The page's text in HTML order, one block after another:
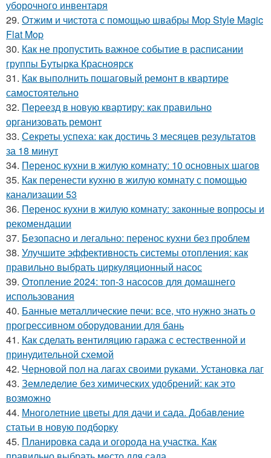
уборочного инвентаря
29. Отжим и чистота с помощью швабры Mop Style Magic
Flat Mop
30. Как не пропустить важное событие в расписании
группы Бутырка Красноярск
31. Как выполнить пошаговый ремонт в квартире
самостоятельно
32. Переезд в новую квартиру: как правильно
организовать ремонт
33. Секреты успеха: как достичь 3 месяцев результатов
за 18 минут
34. Перенос кухни в жилую комнату: 10 основных шагов
35. Как перенести кухню в жилую комнату с помощью
канализации 53
36. Перенос кухни в жилую комнату: законные вопросы и
рекомендации
37. Безопасно и легально: перенос кухни без проблем
38. Улучшите эффективность системы отопления: как
правильно выбрать циркуляционный насос
39. Отопление 2024: топ-3 насосов для домашнего
использования
40. Банные металлические печи: все, что нужно знать о
прогрессивном оборудовании для бань
41. Как сделать вентиляцию гаража с естественной и
принудительной схемой
42. Черновой пол на лагах своими руками. Установка лаг
43. Земледелие без химических удобрений: как это
возможно
44. Многолетние цветы для дачи и сада. Добавление
статьи в новую подборку
45. Планировка сада и огорода на участка. Как